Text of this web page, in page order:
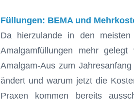
Füllungen: BEMA und
Da hierzulande in den
Amalgamfüllungen mehr
Amalgam-Aus zum
ändert und warum jetzt die
Praxen kommen bereits